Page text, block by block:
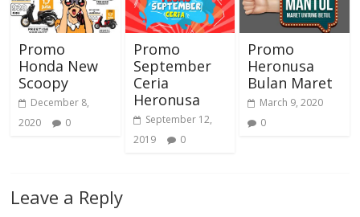
Promo
Honda New
Scoopy
December 8,
2020
0
Promo
September
Ceria
Heronusa
September 12,
2019
0
Promo
Heronusa
Bulan Maret
March 9, 2020
0
Leave a Reply